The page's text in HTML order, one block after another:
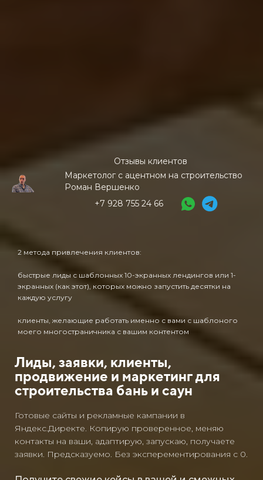
Отзывы клиентов
Маркетолог с ацентном на строительство
Роман Вершенко
+7 928 755 24 66
2 метода привлечения клиентов:
быстрые лиды с шаблонных 10-экранных лендингов или 1-
экранных (как этот), которых можно запустить десятки на
каждую услугу
клиенты, желающие работать именно с вами с шаблоного
моего многостраничника с вашим контентом
Лиды, заявки, клиенты,
продвижение и маркетинг для
строительства бань и саун
Готовые сайты и рекламные кампании в
Яндекс.Директе. Копирую проверенное, меняю
контакты на ваши, адаптирую, запускаю, получаете
заявки. Предсказуемо. Без эксперементирования с 0.